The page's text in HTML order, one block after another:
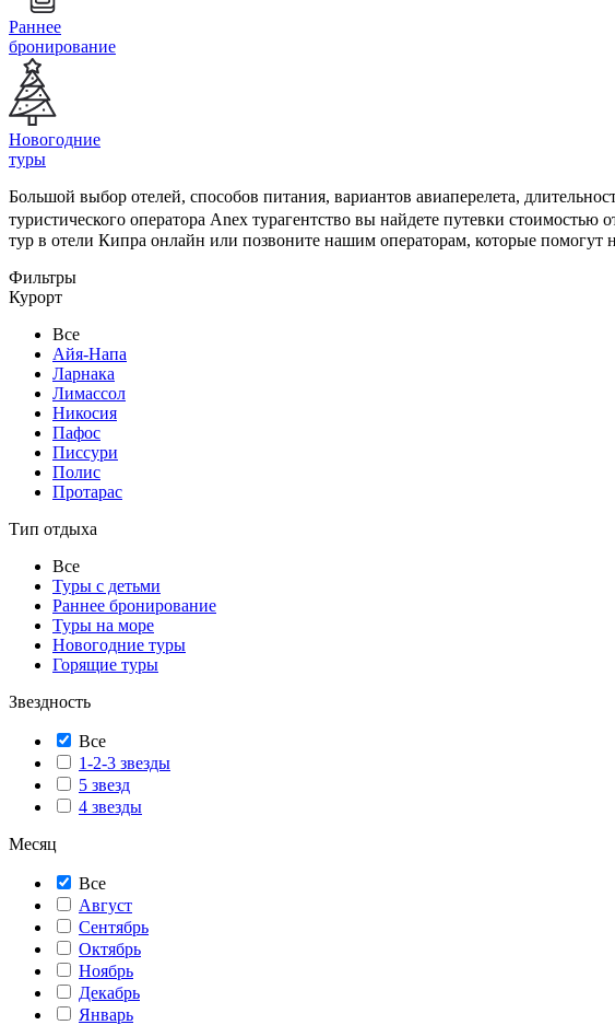
Раннее
бронирование
Новогодние
туры
Большой выбор отелей, способов питания, вариантов авиаперелета,
туристического оператора Anex турагентство вы найдете путевки
тур в отели Кипра онлайн или позвоните нашим операторам, которые помогут
Фильтры
Курорт
Все
Айя-Напа
Ларнака
Лимассол
Никосия
Пафос
Писсури
Полис
Протарас
Тип отдыха
Все
Туры с детьми
Раннее бронирование
Туры на море
Новогодние туры
Горящие туры
Звездность
Все
1-2-3 звезды
5 звезд
4 звезды
Месяц
Все
Август
Сентябрь
Октябрь
Ноябрь
Декабрь
Январь